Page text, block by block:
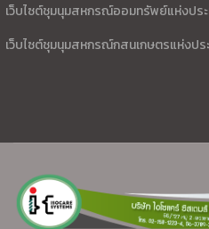
เว็บไซต์ชุมนุมสหกรณ์ออมทรัพย์แห่งประ
เว็บไซต์ชุมนุมสหกรณ์กสนเกษตรแห่งปร